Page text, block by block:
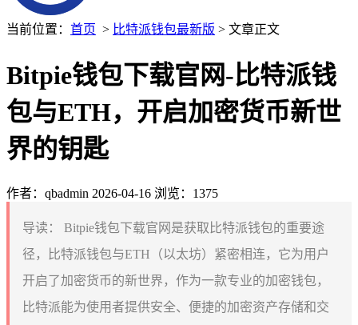
当前位置： 首页 > 比特派钱包最新版 > 文章正文
Bitpie钱包下载官网-比特派钱
包与ETH，开启加密货币新世
界的钥匙
作者：qbadmin 2026-04-16 浏览：1375
导读：
Bitpie钱包下载官网是获取比特派钱包的重要途
径，比特派钱包与ETH（以太坊）紧密相连，它为用户
开启了加密货币的新世界，作为一款专业的加密钱包，
比特派能为使用者提供安全、便捷的加密资产存储和交